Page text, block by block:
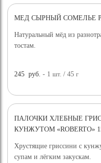
МЕД СЫРНЫЙ СОМЕЛЬЕ
Натуральный мёд из
тостам.
245 руб. - 1шт. / 45г
ПАЛОЧКИ ХЛЕБНЫЕ
КУНЖУТОМ «ROBERTO»
Хрустящие гриссини с
супам и лёгким закускам.